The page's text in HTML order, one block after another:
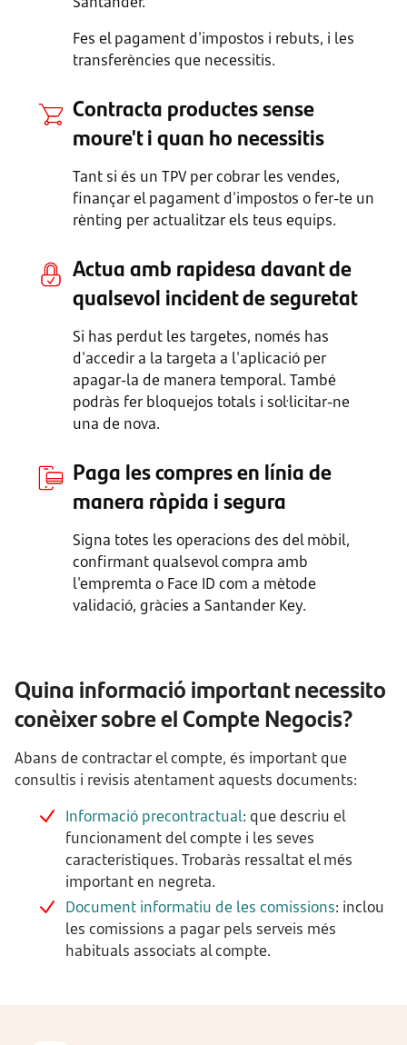
Fes el pagament d'impostos i rebuts, i les
transferències que necessitis.
Contracta productes sense
moure't i quan ho necessitis
Tant si és un TPV per cobrar les vendes,
finançar el pagament d'impostos o fer-te un
rènting per actualitzar els teus equips.
Actua amb rapidesa davant de
qualsevol incident de seguretat
Si has perdut les targetes, només has
d'accedir a la targeta a l'aplicació per
apagar-la de manera temporal. També
podràs fer bloquejos totals i sol·licitar-ne
una de nova.
Paga les compres en línia de
manera ràpida i segura
Signa totes les operacions des del mòbil,
confirmant qualsevol compra amb
l'empremta o Face ID com a mètode
validació, gràcies a Santander Key.
Quina informació important necessito
conèixer sobre el Compte Negocis?
Abans de contractar el compte, és important que
consultis i revisis atentament aquests documents:
Informació precontractual: que descriu el
funcionament del compte i les seves
característiques. Trobaràs ressaltat el més
important en negreta.
Document informatiu de les comissions: inclou
les comissions a pagar pels serveis més
habituals associats al compte.